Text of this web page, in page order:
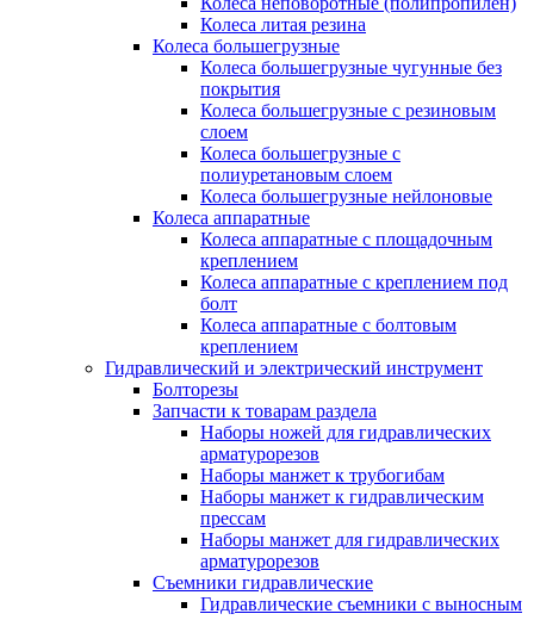
Колеса литая резина
Колеса большегрузные
Колеса большегрузные чугунные без
покрытия
Колеса большегрузные с резиновым
слоем
Колеса большегрузные с
полиуретановым слоем
Колеса большегрузные нейлоновые
Колеса аппаратные
Колеса аппаратные с площадочным
креплением
Колеса аппаратные с креплением под
болт
Колеса аппаратные с болтовым
креплением
Гидравлический и электрический инструмент
Болторезы
Запчасти к товарам раздела
Наборы ножей для гидравлических
арматурорезов
Наборы манжет к трубогибам
Наборы манжет к гидравлическим
прессам
Наборы манжет для гидравлических
арматурорезов
Съемники гидравлические
Гидравлические cъемники с выносным